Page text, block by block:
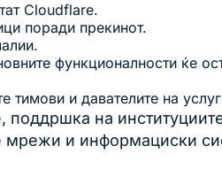
Cloudflare.
поради прекинот.
функционалности ќе
тимови и давателите на
на
мрежи и информациски